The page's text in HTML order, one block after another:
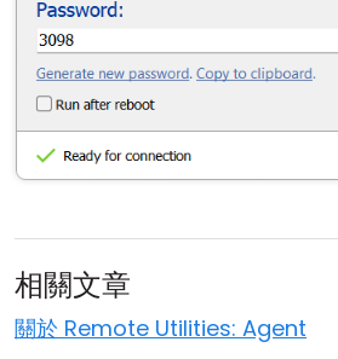
相關文章
關於 Remote Utilities: Agent